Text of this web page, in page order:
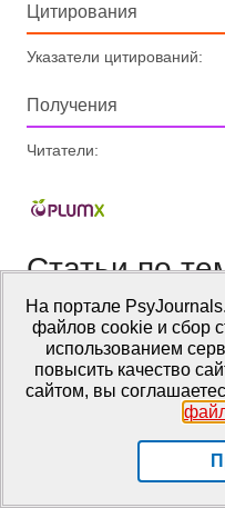
Цитирования
Указатели цитирований:
Получения
Читатели:
Статьи по
Островерх О.С.
Образовательное
деятельности как
участников
Клиническая
Ребенок с
На портале
файлов cookie и сбор
использованием
повысить качество
сайтом, вы